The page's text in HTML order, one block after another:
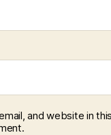
and website in